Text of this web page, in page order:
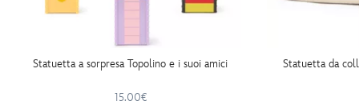
Statuetta a sorpresa Topolino e i suoi amici
15.00€
Statuetta da